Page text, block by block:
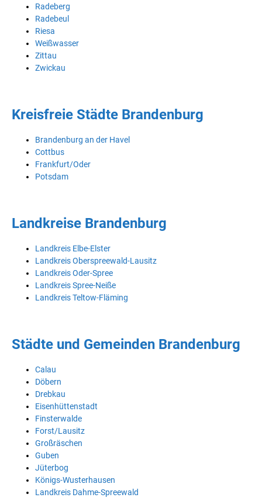
Radeberg
Radebeul
Riesa
Weißwasser
Zittau
Zwickau
Kreisfreie Städte Brandenburg
Brandenburg an der Havel
Cottbus
Frankfurt/Oder
Potsdam
Landkreise Brandenburg
Landkreis Elbe-Elster
Landkreis Oberspreewald-Lausitz
Landkreis Oder-Spree
Landkreis Spree-Neiße
Landkreis Teltow-Fläming
Städte und Gemeinden Brandenburg
Calau
Döbern
Drebkau
Eisenhüttenstadt
Finsterwalde
Forst/Lausitz
Großräschen
Guben
Jüterbog
Königs-Wusterhausen
Landkreis Dahme-Spreewald